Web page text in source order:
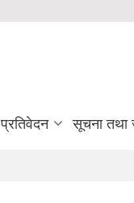
प्रतिवेदन सूचना तथा